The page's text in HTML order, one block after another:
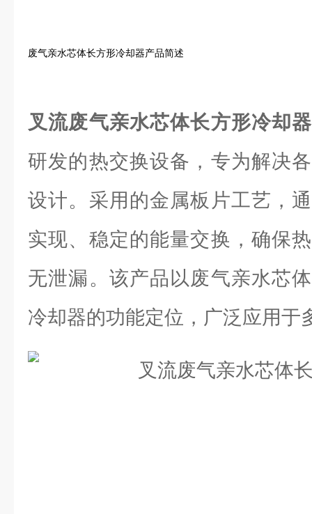
废气亲水芯体长方形冷却器产品简述
叉流废气亲水芯体长方形冷却器
研发的热交换设备，专为解决
设计。采用的金属板片工艺，
实现、稳定的能量交换，确保
无泄漏。该产品以废气亲水芯
冷却器的功能定位，广泛应用于